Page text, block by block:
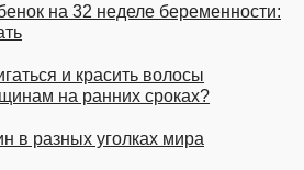
на 32 неделе беременности:
и красить волосы
на ранних сроках?
в разных уголках мира